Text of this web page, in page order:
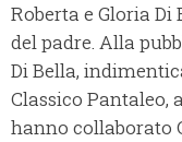
Roberta e Gloria
del padre. Alla
Di Bella,
Classico Pantaleo,
hanno collaborato